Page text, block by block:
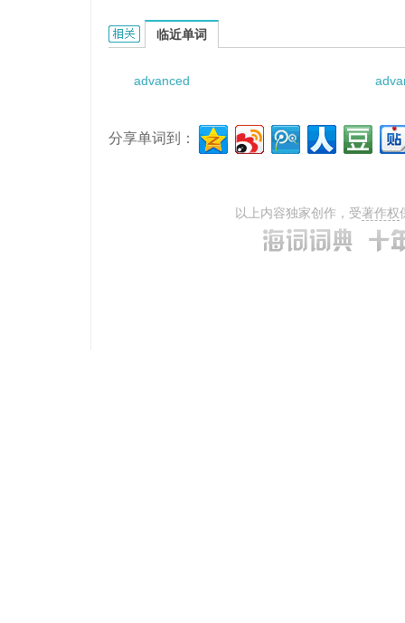
Advanced terminal air traffic management的相关
临近单词
advanced
分享单词到：
以上内容独家创作，受著作权